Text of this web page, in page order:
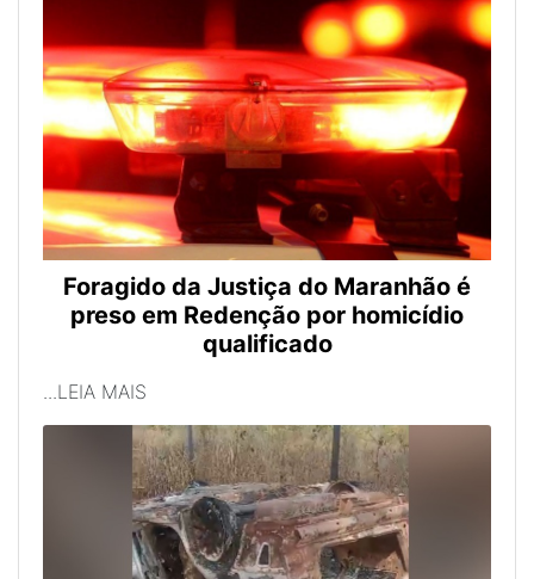
Foragido da Justiça do Maranhão é
preso em Redenção por homicídio
qualificado
...LEIA MAIS